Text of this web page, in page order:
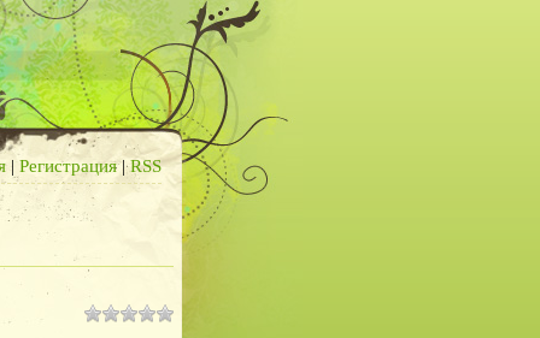
| Регистрация|RSS